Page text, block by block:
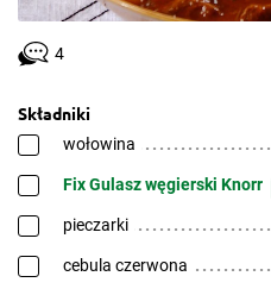
4
Składniki
wołowina
Fix Gulasz węgierski Knorr
pieczarki
cebula czerwona